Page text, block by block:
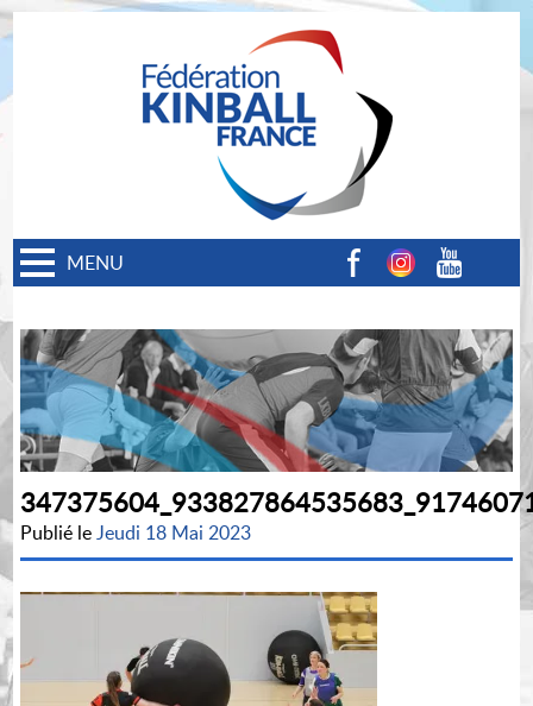
MENU
Publié leJeudi 18 Mai 2023